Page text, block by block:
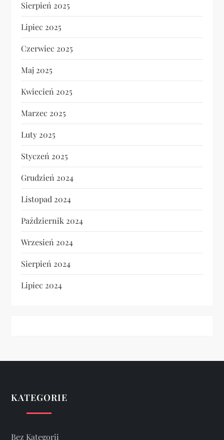
Sierpień 2025
Lipiec 2025
Czerwiec 2025
Maj 2025
Kwiecień 2025
Marzec 2025
Luty 2025
Styczeń 2025
Grudzień 2024
Listopad 2024
Październik 2024
Wrzesień 2024
Sierpień 2024
Lipiec 2024
KATEGORIE
Bez Kategorii